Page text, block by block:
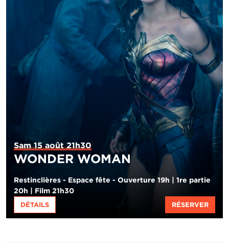
Sam 15 août 21h30
WONDER WOMAN
Restinclières - Espace fête - Ouverture 19h | 1re partie
20h | Film 21h30
DÉTAILS RÉSERVER